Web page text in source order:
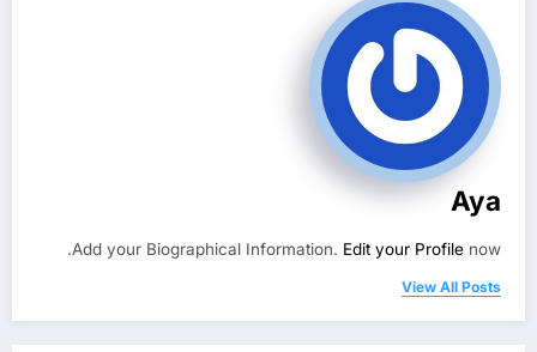
Aya
Add your Biographical Information. Edit your Profile now.
View All Posts